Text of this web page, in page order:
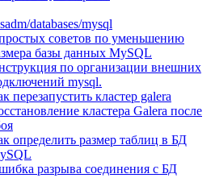
databases/mysql
советов по уменьшению
базы данных MySQL
по организации внешних
mysql.
перезапустить кластер galera
кластера Galera после
определить размер таблиц в БД
разрыва соединения с БД